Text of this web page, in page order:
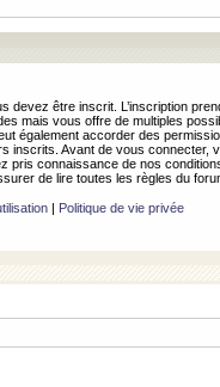
devez être inscrit. L’inscription
mais vous offre de multiples
également accorder des
inscrits. Avant de vous connecter,
pris connaissance de nos
de lire toutes les règles du
| Politique de vie privée